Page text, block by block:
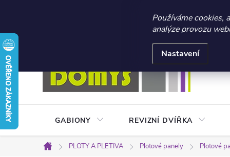
☀️ LETNÍ AKCE
Používáme cookies,
analýze provozu
Nastavení
Přejít
na
obsah
Obchodní podmínky
GABIONY REVIZNÍ DVÍŘKA
Domů
PLOTY A PLETIVA Plotové panely Plotové